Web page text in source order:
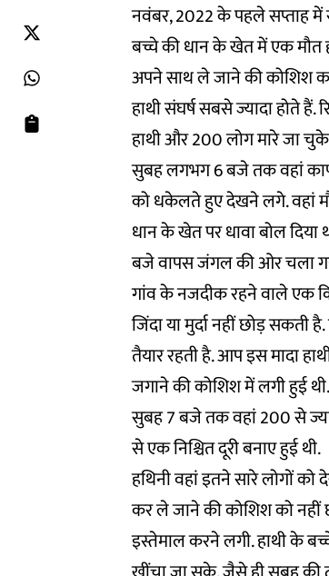
नवंबर, 2022 के पहले सप्ताह
बच्चे की धान के खेत में एक मौत
अपने साथ ले जाने की कोशिश
हाथी संघर्ष सबसे ज्यादा होते
हाथी और 200 लोग मारे जा
सुबह लगभग 6 बजे तक वहां
को धकेलते हुए देखने लगे. वहां
धान के खेत पर धावा बोल
बजे वापस जंगल की ओर चला
गांव के नजदीक रहने वाले एक
जिंदा या मुर्दा नहीं छोड़
तैयार रहती है. आप इस मादा
जगाने की कोशिश में लगी हुई
सुबह 7 बजे तक वहां 200 से
से एक निश्चित दूरी बनाए हुई थी.
हथिनी वहां इतने सारे लोगों
कर ले जाने की कोशिश को
इस्तेमाल करने लगी. हाथी के